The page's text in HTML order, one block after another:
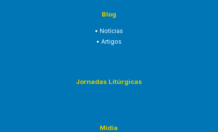
Blog
• Notícias
• Artigos
Jornadas Litúrgicas
Mídia